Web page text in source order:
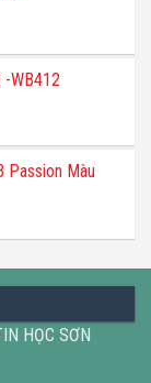
WB412
Passion Màu
HỌC SƠN